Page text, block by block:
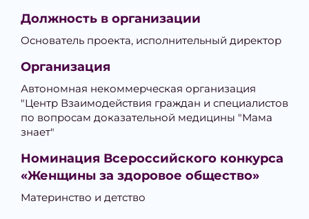
Должность в организации
Основатель проекта, исполнительный директор
Организация
Автономная некоммерческая организация
"Центр Взаимодействия граждан и специалистов
по вопросам доказательной медицины "Мама
знает"
Номинация Всероссийского конкурса
«Женщины за здоровое общество»
Материнство и детство